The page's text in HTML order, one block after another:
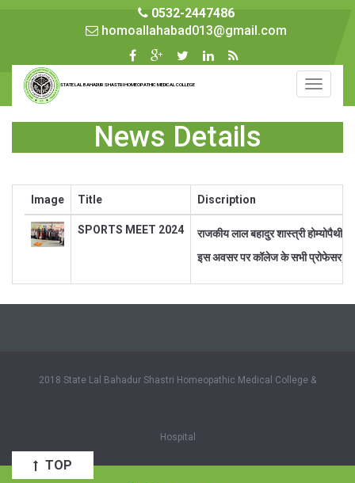
0532-2447486
homoallahabad013@gmail.com
STATE LAL BAHADUR SHASTRI HOMEOPATHIC MEDICAL COLLEGE
Toggle
News Details
Image Title Discription
SPORTS MEET 2024
राजकीय लाल बहादुर शास्त्री
इस अवसर पर कॉलेज के सभी प्रोफेसर,
2018 State Lal Bahadur Shastri Homeopathic Medical College &
Hospital
TOP